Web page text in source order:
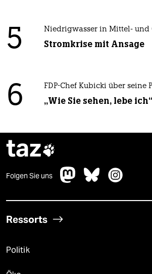
5 Niedrigwasser in Mittel- und
Stromkrise mit Ansage
6 FDP-Chef Kubicki über seine
„Wie Sie sehen, lebe ich“
taz
Folgen Sie uns
Ressorts
Politik